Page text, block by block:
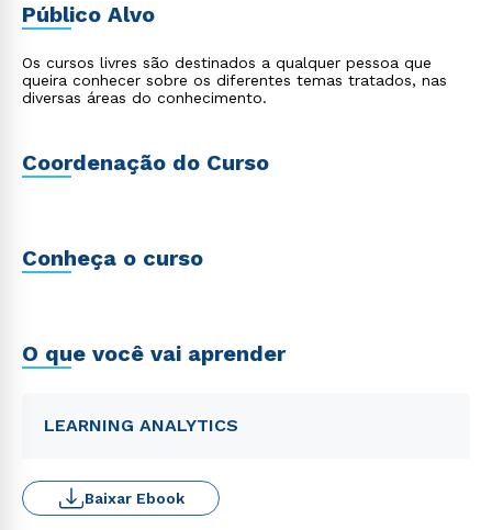
Público Alvo
Os cursos livres são destinados a qualquer pessoa que
queira conhecer sobre os diferentes temas tratados, nas
diversas áreas do conhecimento.
Coordenação do Curso
Conheça o curso
O que você vai aprender
LEARNING ANALYTICS
Baixar Ebook